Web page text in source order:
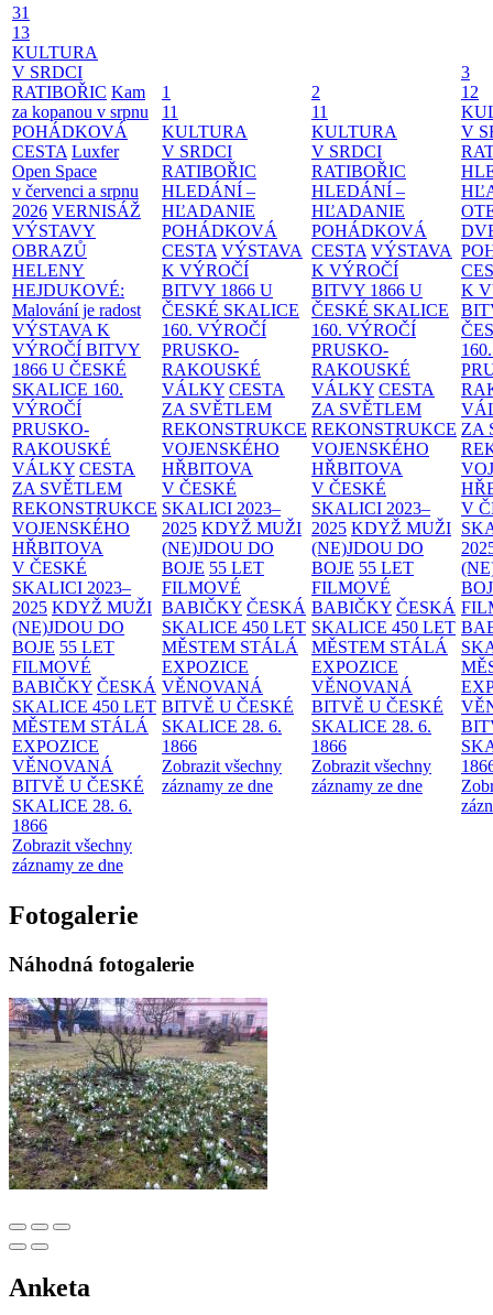
31
13
KULTURA
V SRDCI
RATIBOŘIC Kam
za kopanou v srpnu
POHÁDKOVÁ
CESTA Luxfer
Open Space
v červenci a srpnu
2026 VERNISÁŽ
VÝSTAVY
OBRAZŮ
HELENY
HEJDUKOVÉ:
Malování je radost
VÝSTAVA K
VÝROČÍ BITVY
1866 U ČESKÉ
SKALICE 160.
VÝROČÍ
PRUSKO-
RAKOUSKÉ
VÁLKY CESTA
ZA SVĚTLEM
REKONSTRUKCE
VOJENSKÉHO
HŘBITOVA
V ČESKÉ
SKALICI 2023–
2025 KDYŽ MUŽI
(NE)JDOU DO
BOJE 55 LET
FILMOVÉ
BABIČKY ČESKÁ
SKALICE 450 LET
MĚSTEM STÁLÁ
EXPOZICE
VĚNOVANÁ
BITVĚ U ČESKÉ
SKALICE 28. 6.
1866
Zobrazit všechny
záznamy ze dne
1
11
KULTURA
V SRDCI
RATIBOŘIC
HLEDÁNÍ –
HĽADANIE
POHÁDKOVÁ
CESTA VÝSTAVA
K VÝROČÍ
BITVY 1866 U
ČESKÉ SKALICE
160. VÝROČÍ
PRUSKO-
RAKOUSKÉ
VÁLKY CESTA
ZA SVĚTLEM
REKONSTRUKCE
VOJENSKÉHO
HŘBITOVA
V ČESKÉ
SKALICI 2023–
2025 KDYŽ MUŽI
(NE)JDOU DO
BOJE 55 LET
FILMOVÉ
BABIČKY ČESKÁ
SKALICE 450 LET
MĚSTEM STÁLÁ
EXPOZICE
VĚNOVANÁ
BITVĚ U ČESKÉ
SKALICE 28. 6.
1866
Zobrazit všechny
záznamy ze dne
2
11
KULTURA
V SRDCI
RATIBOŘIC
HLEDÁNÍ –
HĽADANIE
POHÁDKOVÁ
CESTA VÝSTAVA
K VÝROČÍ
BITVY 1866 U
ČESKÉ SKALICE
160. VÝROČÍ
PRUSKO-
RAKOUSKÉ
VÁLKY CESTA
ZA SVĚTLEM
REKONSTRUKCE
VOJENSKÉHO
HŘBITOVA
V ČESKÉ
SKALICI 2023–
2025 KDYŽ MUŽI
(NE)JDOU DO
BOJE 55 LET
FILMOVÉ
BABIČKY ČESKÁ
SKALICE 450 LET
MĚSTEM STÁLÁ
EXPOZICE
VĚNOVANÁ
BITVĚ U ČESKÉ
SKALICE 28. 6.
1866
Zobrazit všechny
záznamy ze dne
3
12
V
K
ZA
V
Fotogalerie
Náhodná fotogalerie
Anketa